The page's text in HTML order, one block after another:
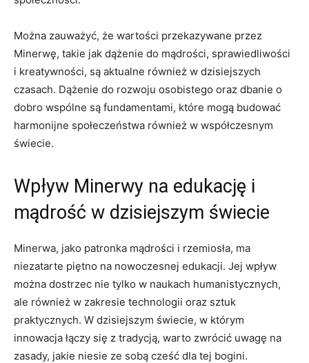
Można ‌zauważyć, że wartości przekazywane przez
Minerwę, takie jak dążenie ​do ​mądrości, sprawiedliwości
i kreatywności, są aktualne również w dzisiejszych
czasach. Dążenie do rozwoju osobistego oraz dbanie o
dobro wspólne ​są fundamentami, które mogą budować
harmonijne ⁣społeczeństwa również w współczesnym
świecie.
Wpływ ​Minerwy na edukację i
mądrość w dzisiejszym świecie
Minerwa, jako patronka mądrości i rzemiosła, ma
niezatarte piętno na nowoczesnej edukacji. Jej wpływ
można dostrzec nie‍ tylko w naukach humanistycznych,
ale również w ⁣zakresie technologii oraz ⁣sztuk
praktycznych. W dzisiejszym świecie, w którym
innowacja⁣ łączy⁤ się z tradycją, warto zwrócić​ uwagę na
zasady, jakie niesie ze sobą cześć dla tej bogini.